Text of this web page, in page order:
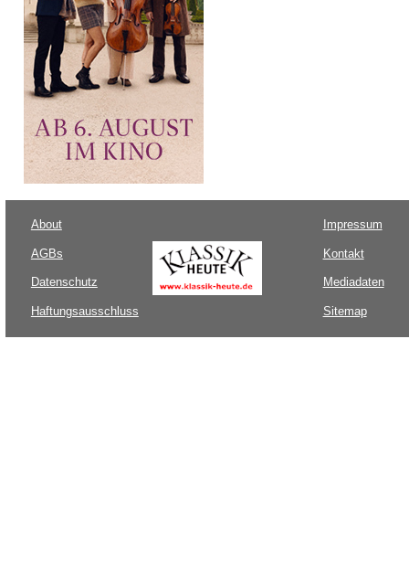
About
AGBs
Datenschutz
Haftungsausschluss
Impressum
Kontakt
Mediadaten
Sitemap